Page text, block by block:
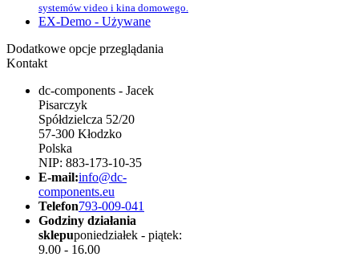
systemów video i kina domowego.
EX-Demo - Używane
Dodatkowe opcje przeglądania
Kontakt
dc-components - Jacek
Pisarczyk
Spółdzielcza 52/20
57-300 Kłodzko
Polska
NIP: 883-173-10-35
E-mail:info@dc-
components.eu
Telefon793-009-041
Godziny działania
sklepuponiedziałek - piątek:
9.00 - 16.00